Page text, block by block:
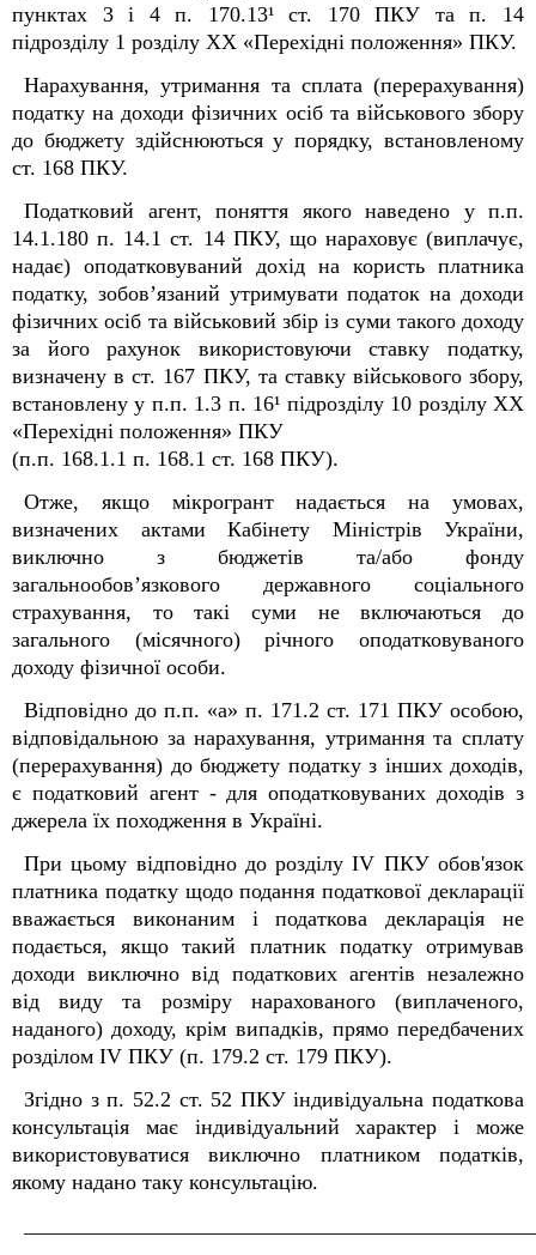
пунктах 3 і 4 п. 170.13¹ ст. 170 ПКУ та п. 14
підрозділу 1 розділу XX «Перехідні положення» ПКУ.
Нарахування, утримання та сплата (перерахування)
податку на доходи фізичних осіб та військового збору
до бюджету здійснюються у порядку, встановленому
ст. 168 ПКУ.
Податковий агент, поняття якого наведено у п.п.
14.1.180 п. 14.1 ст. 14 ПКУ, що нараховує (виплачує,
надає) оподатковуваний дохід на користь платника
податку, зобов’язаний утримувати податок на доходи
фізичних осіб та військовий збір із суми такого доходу
за його рахунок використовуючи ставку податку,
визначену в ст. 167 ПКУ, та ставку військового збору,
встановлену у п.п. 1.3 п. 16¹ підрозділу 10 розділу XX
«Перехідні положення» ПКУ
(п.п. 168.1.1 п. 168.1 ст. 168 ПКУ).
Отже, якщо мікрогрант надається на умовах,
визначених актами Кабінету Міністрів України,
виключно з бюджетів та/або фонду
загальнообов’язкового державного соціального
страхування, то такі суми не включаються до
загального (місячного) річного оподатковуваного
доходу фізичної особи.
Відповідно до п.п. «а» п. 171.2 ст. 171 ПКУ особою,
відповідальною за нарахування, утримання та сплату
(перерахування) до бюджету податку з інших доходів,
є податковий агент - для оподатковуваних доходів з
джерела їх походження в Україні.
При цьому відповідно до розділу IV ПКУ обов'язок
платника податку щодо подання податкової декларації
вважається виконаним і податкова декларація не
подається, якщо такий платник податку отримував
доходи виключно від податкових агентів незалежно
від виду та розміру нарахованого (виплаченого,
наданого) доходу, крім випадків, прямо передбачених
розділом IV ПКУ (п. 179.2 ст. 179 ПКУ).
Згідно з п. 52.2 ст. 52 ПКУ індивідуальна податкова
консультація має індивідуальний характер і може
використовуватися виключно платником податків,
якому надано таку консультацію.